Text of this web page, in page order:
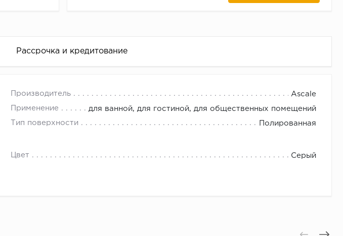
Рассрочка и кредитование
Производитель Ascale
Применение для ванной, для гостиной, для общественных помещений
Тип поверхности Полированная
Цвет Серый
от 3 до 10 месяцев